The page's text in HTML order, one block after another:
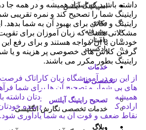
اسپیکینگ آیلتس
مبتدی
پیشرفته
داستان
پادکست
خدمات
تخصصی ما
تصحیح رایتینگ آیلتس
خدمات تخصصی نگارش انگلیسی
وبلاگ
داشته باشید که استاد همیشه و در همه جا
رایتینگ شما را تصحیح کند و نمره تقریبی
رایتینگ و نکاتی برای بهبود آن به شما
مشکلاتی هست که زبان آموزان برای تقویت
خودشان با آن مواجه هستند و برای رفع
گرفتن کلاس های خصوصی پر هزینه و یا
رایتینگ بطور مکرر می باشند.
از این رو در آموزشگاه زبان کاراتاک فرصت
های بی شمار و تصحیح آن ها برای شما
همیشه و در همه جا در کنار خودتان داشته
اراده کنید بتوانید رایتینگ تصحیح شده
نقاط ضعف و قوت آن به شما یادآوری شود.